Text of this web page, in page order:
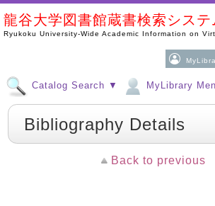
龍谷大学図書館蔵書検索システ
Ryukoku University-Wide Academic Information on
Catalog Search ▼ MyLibrary
Bibliography Details
Back to previous